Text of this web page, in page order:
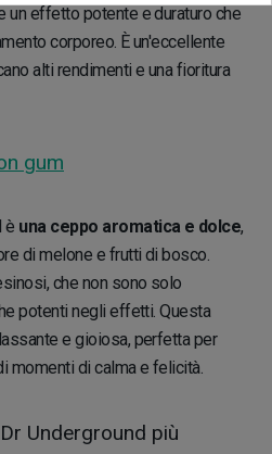
un effetto potente e duraturo che
corporeo. È un'eccellente
alti rendimenti e una fioritura
gum
è una ceppo aromatica e dolce,
di melone e frutti di bosco.
che non sono solo
potenti negli effetti. Questa
e gioiosa, perfetta per
momenti di calma e felicità.
Underground più